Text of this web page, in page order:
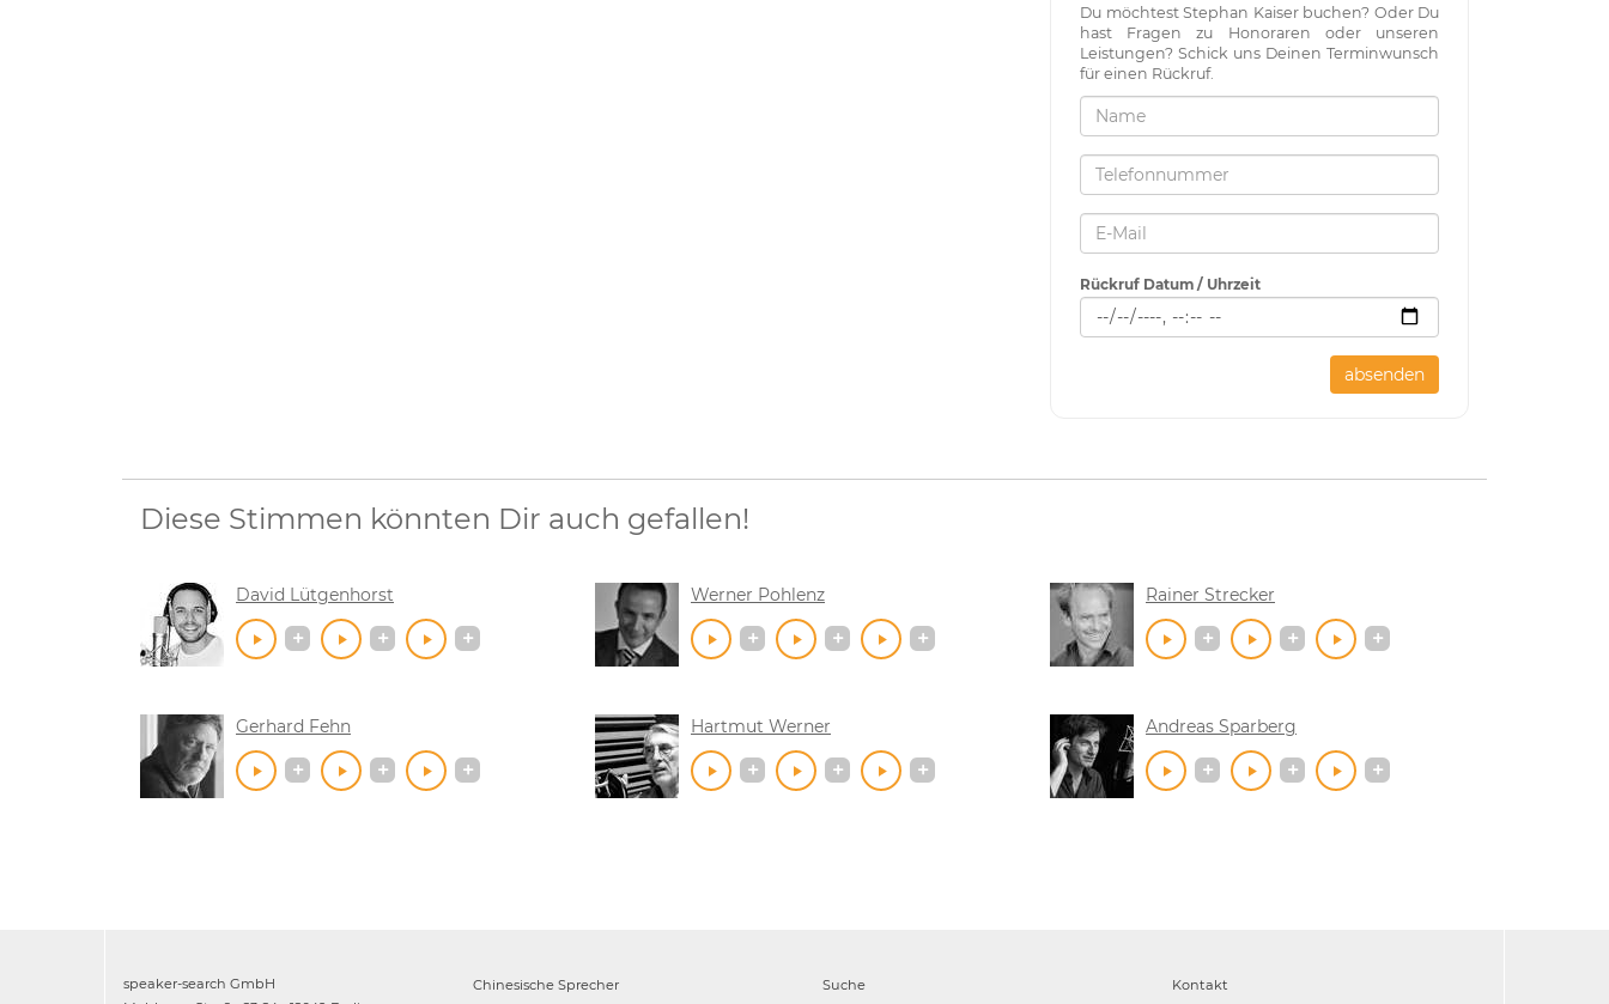
Du möchtest Stephan Kaiser buchen? Oder Du
hast Fragen zu Honoraren oder unseren
Leistungen? Schick uns Deinen Terminwunsch
für einen Rückruf.
Rückruf Datum / Uhrzeit
absenden
Diese Stimmen könnten Dir auch gefallen!
David Lütgenhorst Werner Pohlenz Rainer Strecker
Gerhard Fehn Hartmut Werner Andreas Sparberg
speaker-search GmbH
Chinesische Sprecher
Suche
Kontakt